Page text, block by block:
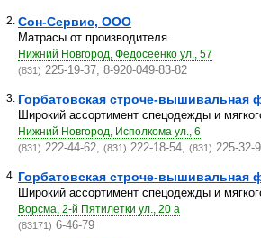
2. Сон-Сервис, ООО
Матрасы от производителя.
Нижний Новгород, Федосеенко ул., 57
(831) 225-19-37, 8-920-049-83-82
3. Горбатовская строче-
Широкий ассортимент спецодежды и
Нижний Новгород, Исполкома ул., 6
(831) 222-44-62, (831) 222-18-54, (831) 225-32-
4. Горбатовская строче-
Широкий ассортимент спецодежды и
Ворсма, 2-й Пятилетки ул., 20 а
(83171) 6-46-79